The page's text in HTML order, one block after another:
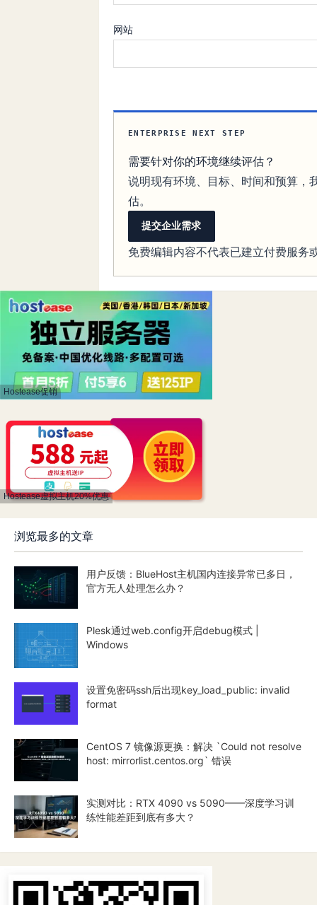
网站
ENTERPRISE NEXT STEP
需要针对你的环境继续评估？
说明现有环境、目标、时间和预算，
估。
提交企业需求
免费编辑内容不代表已建立付费服务
Hostease促销
Hostease虚拟主机20%优惠
浏览最多的文章
用户反馈：BlueHost主机国内连接异常已多日，
官方无人处理怎么办？
Plesk通过web.config开启debug模式 |
Windows
设置免密码ssh后出现key_load_public: invalid
format
CentOS 7 镜像源更换：解决 `Could not resolve
host: mirrorlist.centos.org` 错误
实测对比：RTX 4090 vs 5090——深度学习训
练性能差距到底有多大？